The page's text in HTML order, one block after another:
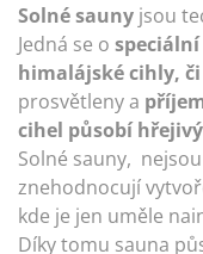
Solné sauny jsou
Jedná se o
himalájské cihly,
prosvětleny a
cihel působí
Solné sauny,
znehodnocují
kde je jen uměle
Díky tomu sauna